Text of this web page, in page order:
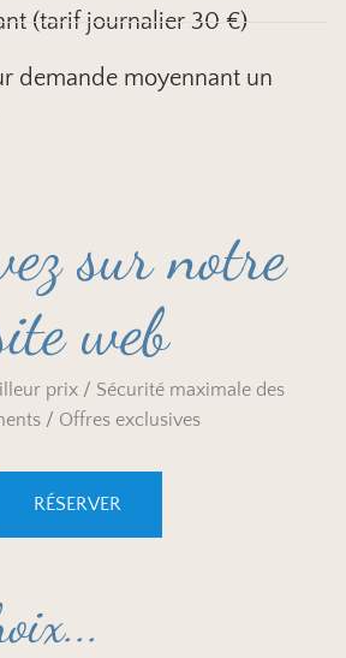
(tarif journalier 30 €)
demande moyennant un
sur notre
web
prix / Sécurité maximale des
/ Offres exclusives
RÉSERVER